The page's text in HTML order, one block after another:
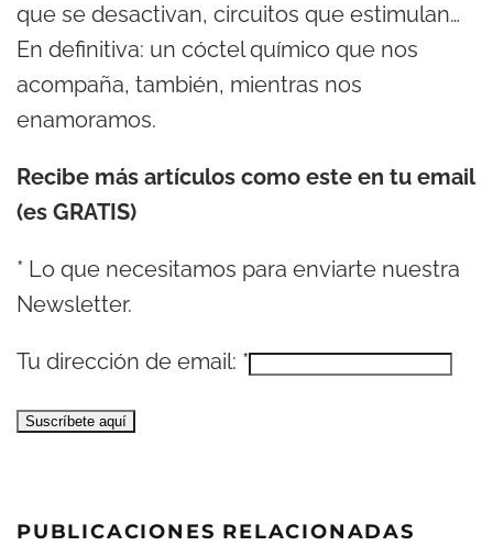
que se desactivan, circuitos que estimulan…
En definitiva: un cóctel químico que nos
acompaña, también, mientras nos
enamoramos.
Recibe más artículos como este en tu email
(es GRATIS)
* Lo que necesitamos para enviarte nuestra
Newsletter.
Tu dirección de email: *
PUBLICACIONES RELACIONADAS